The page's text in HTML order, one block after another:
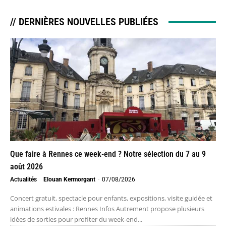
// DERNIÈRES NOUVELLES PUBLIÉES
Que faire à Rennes ce week-end ? Notre sélection du 7 au 9
août 2026
Actualités Elouan Kermorgant - 07/08/2026
Concert gratuit, spectacle pour enfants, expositions, visite guidée et
animations estivales : Rennes Infos Autrement propose plusieurs
idées de sorties pour profiter du week-end...